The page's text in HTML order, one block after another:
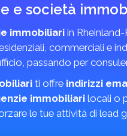
e società
immobiliari in
commerciali e
passando per
ti offre indirizzi
immobiliari locali o
le tue attività di lead